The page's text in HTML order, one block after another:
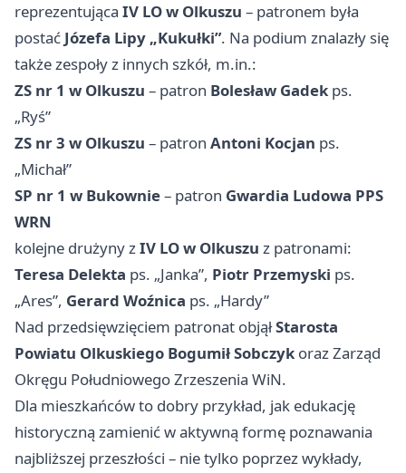
reprezentująca IV LO w Olkuszu – patronem była
postać Józefa Lipy „Kukułki”. Na podium znalazły się
także zespoły z innych szkół, m.in.:
ZS nr 1 w Olkuszu – patron Bolesław Gadek ps.
„Ryś”
ZS nr 3 w Olkuszu – patron Antoni Kocjan ps.
„Michał”
SP nr 1 w Bukownie– patron Gwardia Ludowa PPS
WRN
kolejne drużyny zIV LO w Olkuszu z patronami:
Teresa Delekta ps. „Janka”, Piotr Przemyski ps.
„Ares”, Gerard Woźnica ps. „Hardy”
Nad przedsięwzięciem patronat objąłStarosta
Powiatu Olkuskiego Bogumił Sobczyk oraz Zarząd
Okręgu Południowego Zrzeszenia WiN.
Dla mieszkańców to dobry przykład, jak edukację
historyczną zamienić w aktywną formę poznawania
najbliższej przeszłości – nie tylko poprzez wykłady,